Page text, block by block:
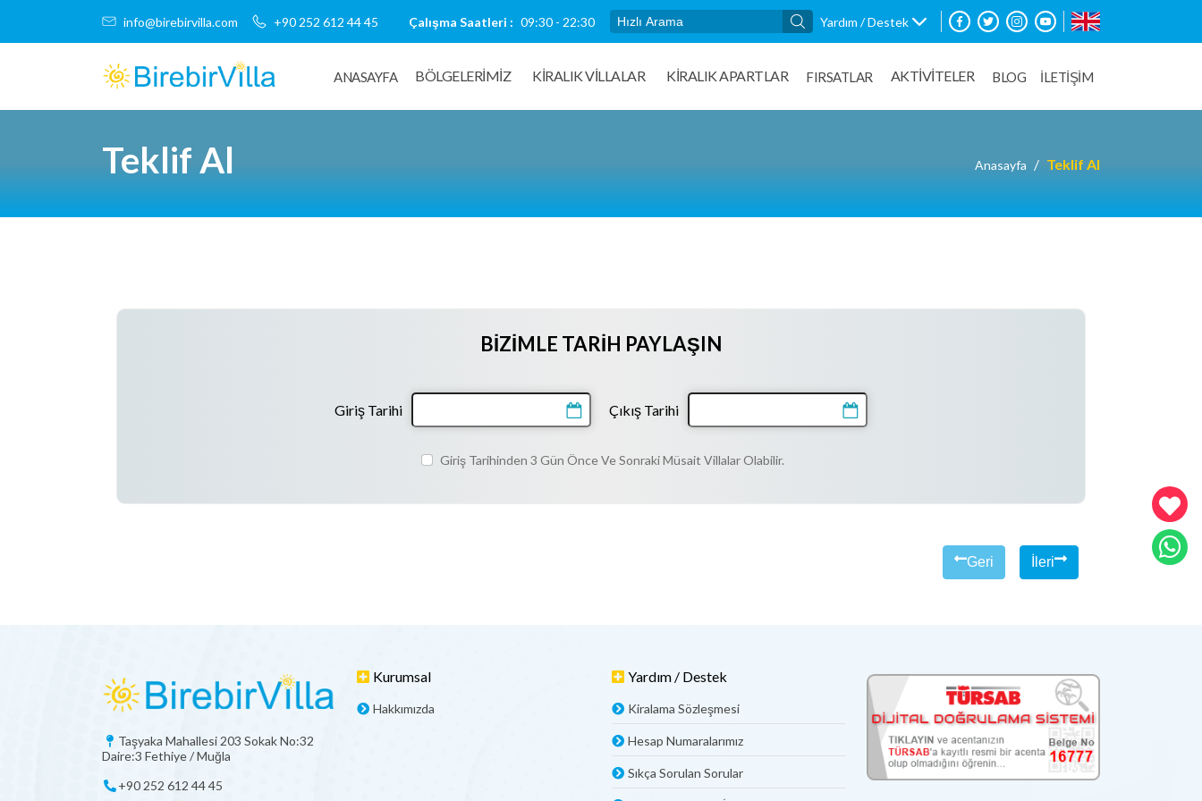
info@birebirvilla.com +90 252 612 44 45 Çalışma Saatleri : 09:30 - 22:30 Yardım / Destek
ANASAYFA BÖLGELERİMİZ KIRALIK VILLALAR KİRALIK APARTLAR FIRSATLAR AKTİVİTELER BLOG İLETİŞİM
Teklif Al Anasayfa Teklif Al
BIZIMLE TARIH PAYLAŞIN
Giriş Tarihi Çıkış Tarihi
Giriş Tarihinden 3 Gün Önce Ve Sonraki Müsait Villalar Olabilir.
Geri İleri
Taşyaka Mahallesi 203 Sokak No:32
Daire:3 Fethiye / Muğla
+90 252 612 44 45
Kurumsal
Hakkımızda
Yardım / Destek
Kiralama Sözleşmesi
Hesap Numaralarımız
Sıkça Sorulan Sorular